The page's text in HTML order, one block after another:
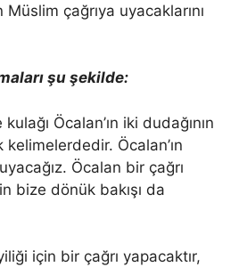
Müslim çağrıya uyacaklarını
şu şekilde:
Öcalan’ın iki dudağının
kelimelerdedir. Öcalan’ın
Öcalan bir çağrı
bize dönük bakışı da
için bir çağrı yapacaktır,